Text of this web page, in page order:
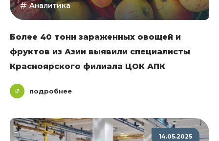
Аналитика
Более 40 тонн зараженных овощей и
фруктов из Азии выявили специалисты
Красноярского филиала ЦОК АПК
подробнее
14.05.2025